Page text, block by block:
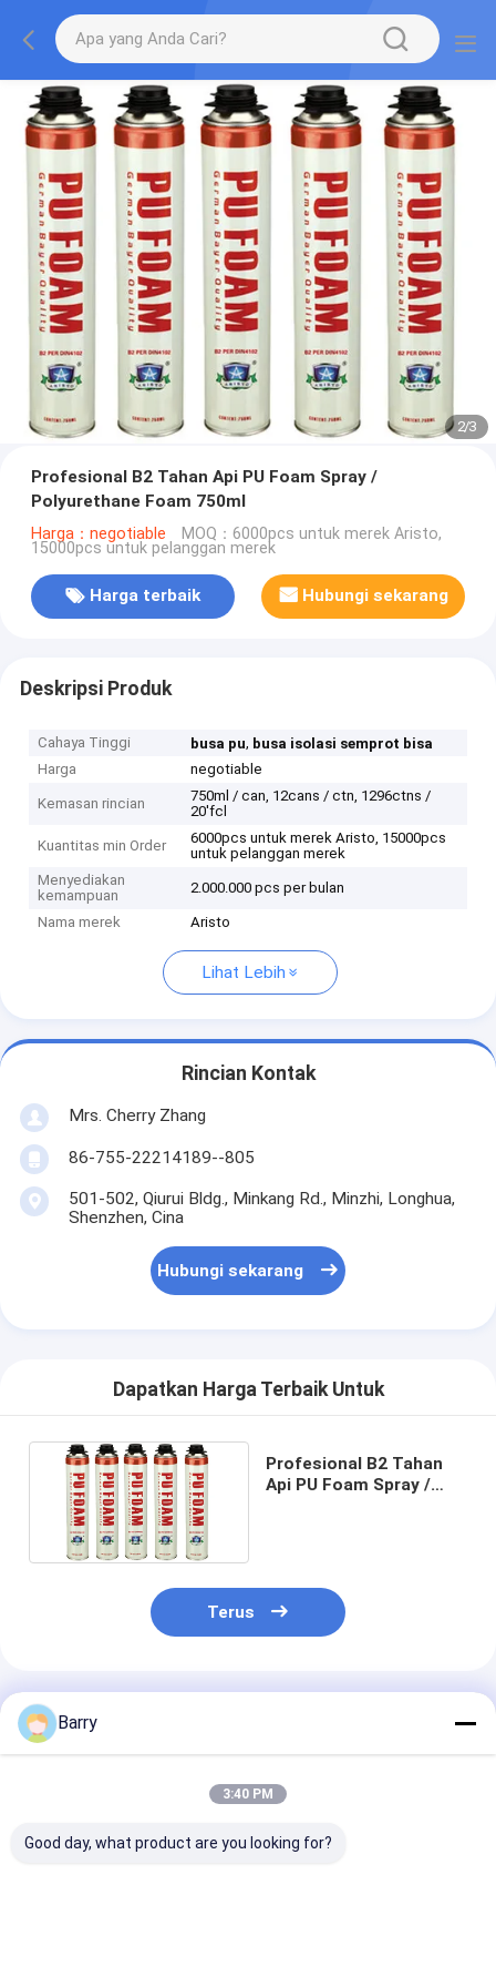
2/3
Profesional B2 Tahan Api PU Foam Spray /
Polyurethane Foam 750ml
Harga：negotiable MOQ：6000pcs untuk merek Aristo,
15000pcs untuk pelanggan merek
Harga terbaik Hubungi sekarang
Deskripsi Produk
Cahaya Tinggi busa pu, busa isolasi semprot bisa
Harga
negotiable
Kemasan rincian
750ml / can, 12cans / ctn, 1296ctns /
20'fcl
Kuantitas min Order
6000pcs untuk merek Aristo, 15000pcs
untuk pelanggan merek
Menyediakan
kemampuan
2.000.000 pcs per bulan
Nama merek Aristo
Lihat Lebih
Rincian Kontak
Mrs. Cherry Zhang
86-755-22214189--805
501-502, Qiurui Bldg., Minkang Rd., Minzhi, Longhua,
Shenzhen, Cina
Hubungi sekarang
Dapatkan Harga Terbaik Untuk
Profesional B2 Tahan
Api PU Foam Spray /
Terus
Rekomendasi Produk
Barry
3:40 PM
Good day, what product are you looking for?